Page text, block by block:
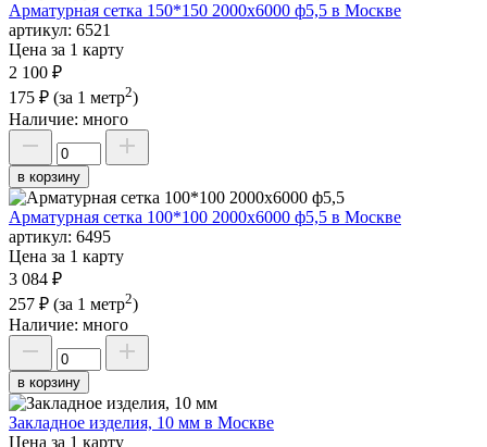
Арматурная сетка 150*150 2000х6000 ф5,5 в Москве
артикул: 6521
Цена за 1 карту
2 100 ₽
175 ₽ (за 1 метр2)
Наличие: много
в корзину
Арматурная сетка 100*100 2000х6000 ф5,5 в Москве
артикул: 6495
Цена за 1 карту
3 084 ₽
257 ₽ (за 1 метр2)
Наличие: много
в корзину
Закладное изделия, 10 мм в Москве
Цена за 1 карту